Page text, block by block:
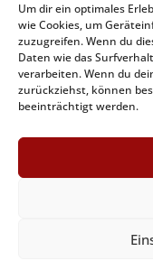
Um dir ein optimales
wie Cookies, um
zuzugreifen. Wenn du
Daten wie das
verarbeiten. Wenn du
zurückziehst, können
beeinträchtigt werden.